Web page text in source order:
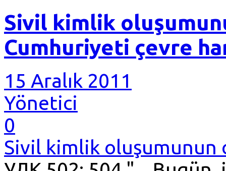
Sivil kimlik
Cumhuriyeti çevre
15 Aralık 2011
Yönetici
0
Sivil kimlik oluşumunun